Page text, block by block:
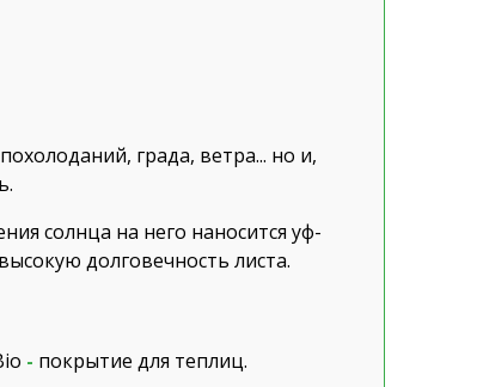
града, ветра... но и,
солнца на него наносится уф-
долговечность листа.
- покрытие для теплиц.